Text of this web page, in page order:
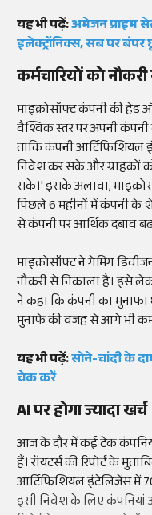
यह भी पढ़ें:अमेजन प्राइम
इलेक्ट्रॉनिक्स, सब पर बंपर
कर्मचारियों को
माइक्रोसॉफ्ट कंपनी की
वैश्विक स्तर पर अपनी कंपनी
ताकि कंपनी आर्टिफिशियल
निवेश कर सके और ग्राहकों
सके।' इसके अलावा,
पिछले 6 महीनों में कंपनी के
से कंपनी पर आर्थिक दबाव
माइक्रोसॉफ्ट ने गेमिंग
नौकरी से निकाला है। इसे
ने कहा कि कंपनी का मुनाफा
मुनाफे की वजह से आगे भी
यह भी पढ़ें:सोने-चांदी के
चेक करें
AI पर होगा ज्यादा खर्च
आज के दौर में कई टेक
हैं। रॉयटर्स की रिपोर्ट के
आर्टिफिशियल इंटेलिजेंस में
इसी निवेश के लिए कंपनियां